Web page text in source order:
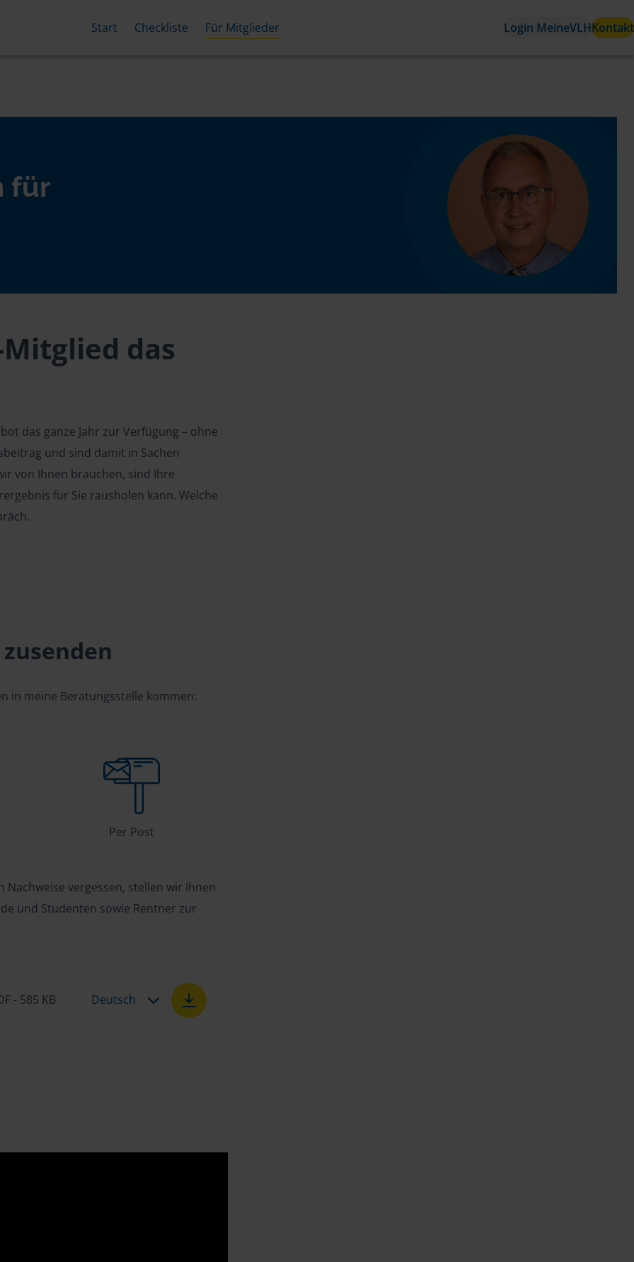
Start Checkliste Für Mitglieder Login MeineVLHKontakt
für
das
das ganze Jahr zur Verfügung – ohne
und sind damit in Sachen
von Ihnen brauchen, sind Ihre
für Sie rausholen kann. Welche
in meine Beratungsstelle kommen:
Per Post
vergessen, stellen wir Ihnen
und Studenten sowie Rentner zur
- 585 KB Deutsch